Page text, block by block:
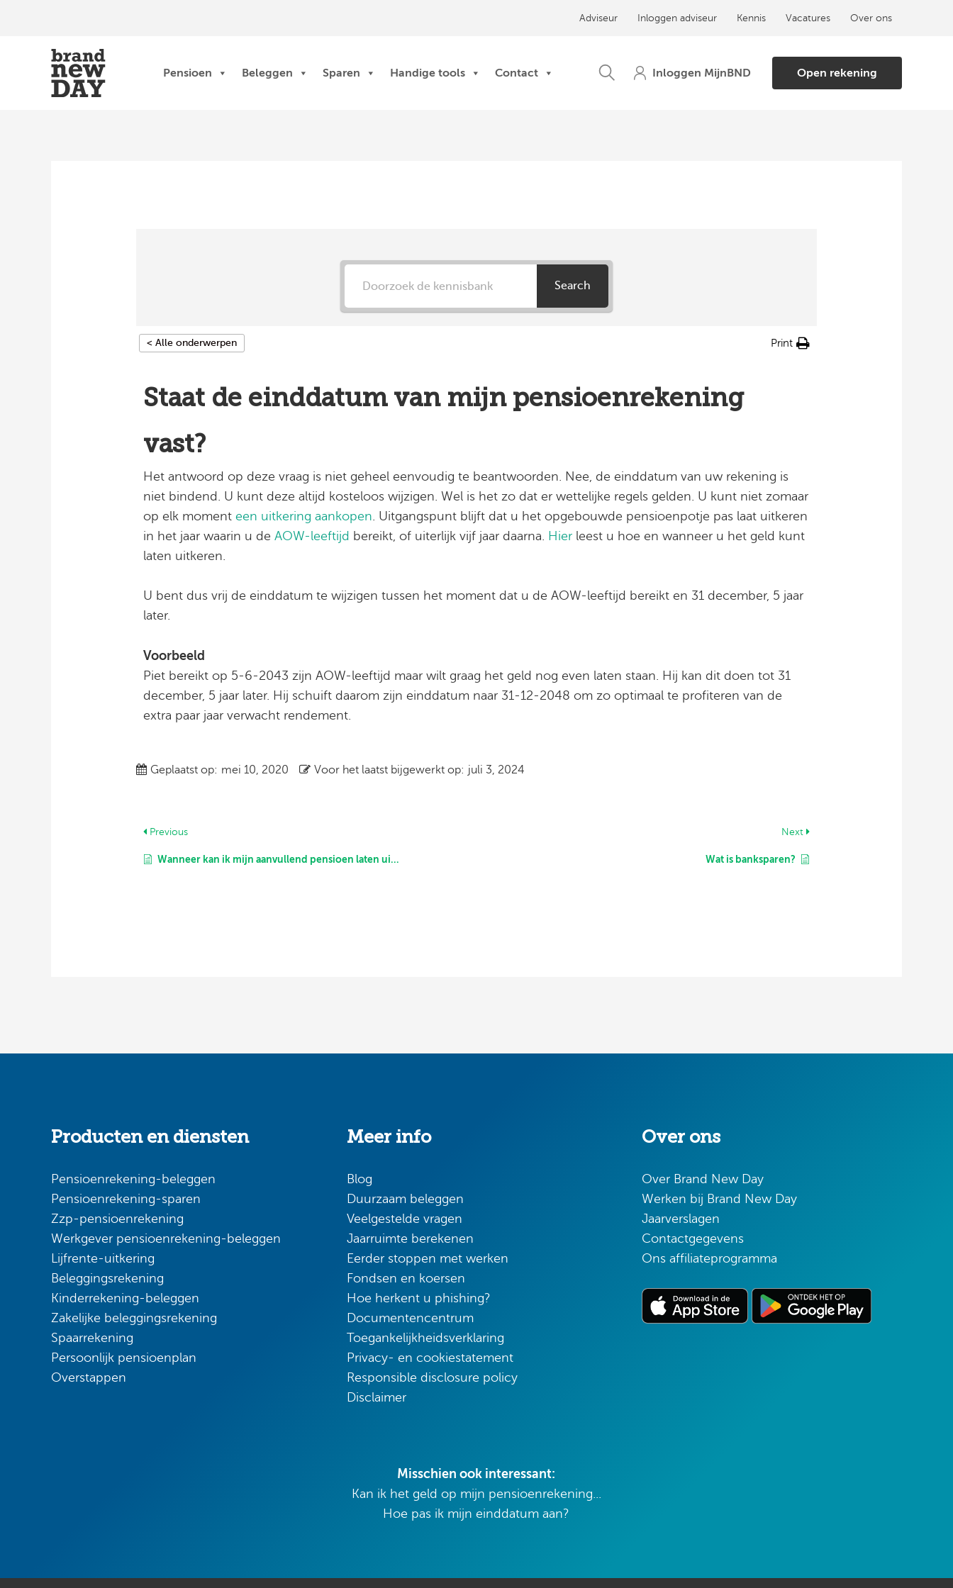
Adviseur Inloggen adviseur Kennis Vacatures Over ons
Pensioen Beleggen Sparen Handige tools Contact Open rekening
Search
< Alle onderwerpen Print
Staat de einddatum van mijn pensioenrekening
vast?
Het antwoord op deze vraag is niet geheel eenvoudig te beantwoorden. Nee, de einddatum van uw rekening is
niet bindend. U kunt deze altijd kosteloos wijzigen. Wel is het zo dat er wettelijke regels gelden. U kunt niet zomaar
op elk momenteen uitkering aankopen . Uitgangspunt blijft dat u het opgebouwde pensioenpotje pas laat uitkeren
in het jaar waarin u deAOW-leeftijd bereikt, of uiterlijk vijf jaar daarna. Hier leest u hoe en wanneer u het geld kunt
laten uitkeren.
U bent dus vrij de einddatum te wijzigen tussen het moment dat u de AOW-leeftijd bereikt en 31 december, 5 jaar
later.
Voorbeeld
Piet bereikt op 5-6-2043 zijn AOW-leeftijd maar wilt graag het geld nog even laten staan. Hij kan dit doen tot 31
december, 5 jaar later. Hij schuift daarom zijn einddatum naar 31-12-2048 om zo optimaal te profiteren van de
extra paar jaar verwacht rendement.
Geplaatst op: mei 10, 2020 Voor het laatst bijgewerkt op: juli 3, 2024
Previous
Wanneer kan ik mijn aanvullend pensioen laten uitkeren?
Next
Wat is banksparen?
Producten en diensten
Pensioenrekening-beleggen
Pensioenrekening-sparen
Zzp-pensioenrekening
Werkgever pensioenrekening-beleggen
Lijfrente-uitkering
Beleggingsrekening
Kinderrekening-beleggen
Zakelijke beleggingsrekening
Spaarrekening
Persoonlijk pensioenplan
Overstappen
Meer info
Blog
Duurzaam beleggen
Veelgestelde vragen
Jaarruimte berekenen
Eerder stoppen met werken
Fondsen en koersen
Hoe herkent u phishing?
Documentencentrum
Toegankelijkheidsverklaring
Privacy- en cookiestatement
Responsible disclosure policy
Disclaimer
Misschien ook interessant:
Kan ik het geld op mijn pensioenrekening...
Hoe pas ik mijn einddatum aan?
Over ons
Over Brand New Day
Werken bij Brand New Day
Jaarverslagen
Contactgegevens
Ons affiliateprogramma